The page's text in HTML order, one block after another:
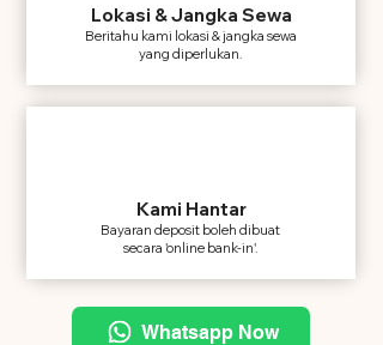
Lokasi & Jangka Sewa
Beritahu kami lokasi & jangka sewa
yang diperlukan.
Kami Hantar
Bayaran deposit boleh dibuat
secara 'online bank-in'.
Whatsapp Now